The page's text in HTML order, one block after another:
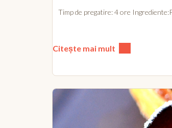
Timp de pregatire: 4 ore
Citește mai mult